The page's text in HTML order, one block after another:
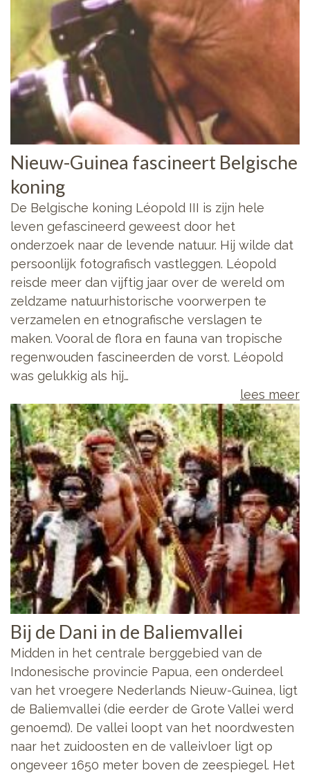
Nieuw-Guinea fascineert Belgische
koning
De Belgische koning Léopold III is zijn hele
leven gefascineerd geweest door het
onderzoek naar de levende natuur. Hij wilde dat
persoonlijk fotografisch vastleggen. Léopold
reisde meer dan vijftig jaar over de wereld om
zeldzame natuurhistorische voorwerpen te
verzamelen en etnografische verslagen te
maken. Vooral de flora en fauna van tropische
regenwouden fascineerden de vorst. Léopold
was gelukkig als hij…
lees meer
Bij de Dani in de Baliemvallei
Midden in het centrale berggebied van de
Indonesische provincie Papua, een onderdeel
van het vroegere Nederlands Nieuw-Guinea, ligt
de Baliemvallei (die eerder de Grote Vallei werd
genoemd). De vallei loopt van het noordwesten
naar het zuidoosten en de valleivloer ligt op
ongeveer 1650 meter boven de zeespiegel. Het